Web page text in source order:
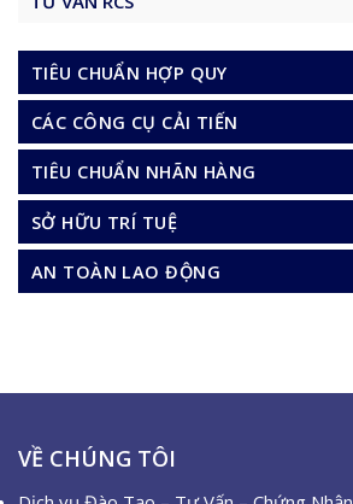
TIÊU CHUẨN HỢP QUY
CÁC CÔNG CỤ CẢI TIẾN
TIÊU CHUẨN NHÃN HÀNG
SỞ HỮU TRÍ TUỆ
AN TOÀN LAO ĐỘNG
VỀ CHÚNG TÔI